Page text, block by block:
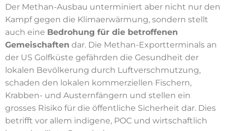
Der Methan-Ausbau unterminiert aber nicht nur den
Kampf gegen die Klimaerwärmung, sondern stellt
auch eine Bedrohung für die betroffenen
Gemeischaften dar. Die Methan-Exportterminals an
der US Golfküste gefährden die Gesundheit der
lokalen Bevölkerung durch Luftverschmutzung,
schaden den lokalen kommerziellen Fischern,
Krabben- und Austernfängern und stellen ein
grosses Risiko für die öffentliche Sicherheit dar. Dies
betrifft vor allem indigene, POC und wirtschaftlich